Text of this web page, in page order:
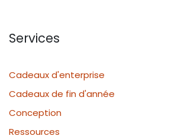
Services
Cadeaux d'enterprise
Cadeaux de fin d'année
Conception
Ressources